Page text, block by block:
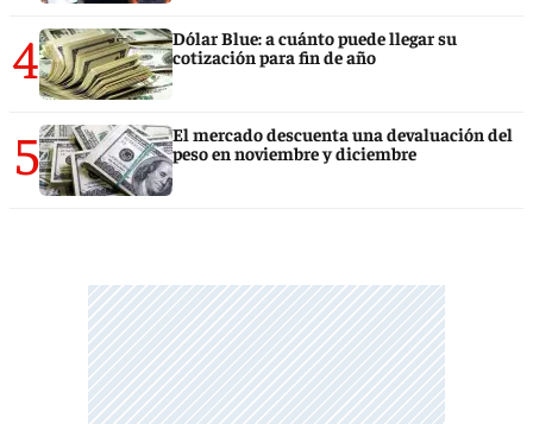
4
Dólar Blue: a cuánto puede llegar su
cotización para fin de año
5
El mercado descuenta una devaluación del
peso en noviembre y diciembre